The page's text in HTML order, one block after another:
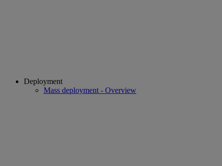
Deployment
Mass deployment - Overview